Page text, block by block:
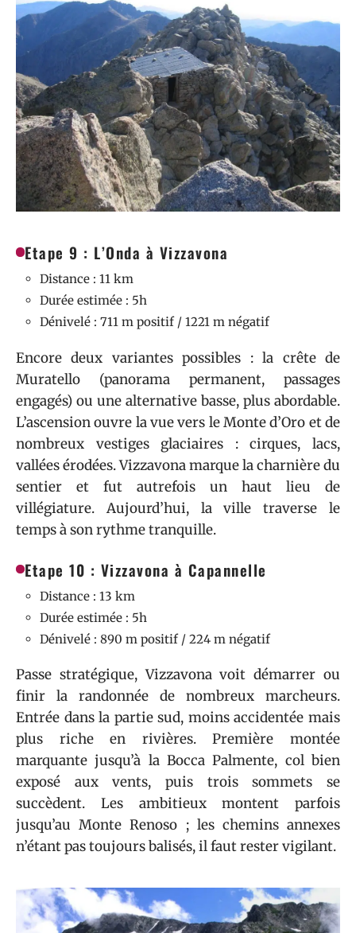
Etape 9 : L’Onda à Vizzavona
Distance : 11 km
Durée estimée : 5h
Dénivelé : 711 m positif / 1221 m négatif
Encore deux variantes possibles : la crête de
Muratello (panorama permanent, passages
engagés) ou une alternative basse, plus abordable.
L’ascension ouvre la vue vers le Monte d’Oro et de
nombreux vestiges glaciaires : cirques, lacs,
vallées érodées. Vizzavona marque la charnière du
sentier et fut autrefois un haut lieu de
villégiature. Aujourd’hui, la ville traverse le
temps à son rythme tranquille.
Etape 10 : Vizzavona à Capannelle
Distance : 13 km
Durée estimée : 5h
Dénivelé : 890 m positif / 224 m négatif
Passe stratégique, Vizzavona voit démarrer ou
finir la randonnée de nombreux marcheurs.
Entrée dans la partie sud, moins accidentée mais
plus riche en rivières. Première montée
marquante jusqu’à la Bocca Palmente, col bien
exposé aux vents, puis trois sommets se
succèdent. Les ambitieux montent parfois
jusqu’au Monte Renoso ; les chemins annexes
n’étant pas toujours balisés, il faut rester vigilant.